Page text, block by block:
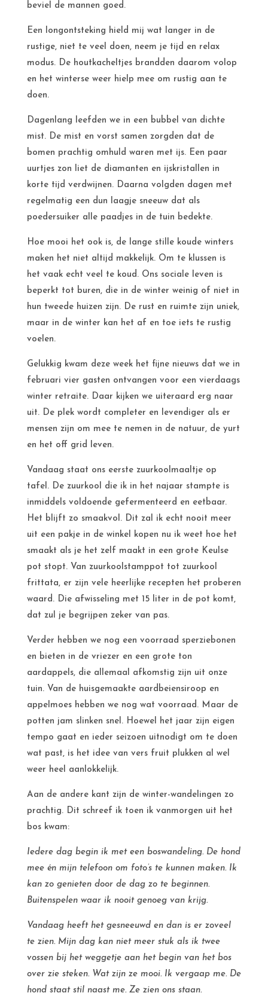
beviel de mannen goed.
Een longontsteking hield mij wat langer in de
rustige, niet te veel doen, neem je tijd en relax
modus. De houtkacheltjes brandden daarom volop
en het winterse weer hielp mee om rustig aan te
doen.
Dagenlang leefden we in een bubbel van dichte
mist. De mist en vorst samen zorgden dat de
bomen prachtig omhuld waren met ijs. Een paar
uurtjes zon liet de diamanten en ijskristallen in
korte tijd verdwijnen. Daarna volgden dagen met
regelmatig een dun laagje sneeuw dat als
poedersuiker alle paadjes in de tuin bedekte.
Hoe mooi het ook is, de lange stille koude winters
maken het niet altijd makkelijk. Om te klussen is
het vaak echt veel te koud. Ons sociale leven is
beperkt tot buren, die in de winter weinig of niet in
hun tweede huizen zijn. De rust en ruimte zijn uniek,
maar in de winter kan het af en toe iets te rustig
voelen.
Gelukkig kwam deze week het fijne nieuws dat we in
februari vier gasten ontvangen voor een vierdaags
winter retraite. Daar kijken we uiteraard erg naar
uit. De plek wordt completer en levendiger als er
mensen zijn om mee te nemen in de natuur, de yurt
en het off grid leven.
Vandaag staat ons eerste zuurkoolmaaltje op
tafel. De zuurkool die ik in het najaar stampte is
inmiddels voldoende gefermenteerd en eetbaar.
Het blijft zo smaakvol. Dit zal ik echt nooit meer
uit een pakje in de winkel kopen nu ik weet hoe het
smaakt als je het zelf maakt in een grote Keulse
pot stopt. Van zuurkoolstamppot tot zuurkool
frittata, er zijn vele heerlijke recepten het proberen
waard. Die afwisseling met 15 liter in de pot komt,
dat zul je begrijpen zeker van pas.
Verder hebben we nog een voorraad sperziebonen
en bieten in de vriezer en een grote ton
aardappels, die allemaal afkomstig zijn uit onze
tuin. Van de huisgemaakte aardbeiensiroop en
appelmoes hebben we nog wat voorraad. Maar de
potten jam slinken snel. Hoewel het jaar zijn eigen
tempo gaat en ieder seizoen uitnodigt om te doen
wat past, is het idee van vers fruit plukken al wel
weer heel aanlokkelijk.
Aan de andere kant zijn de winter-wandelingen zo
prachtig. Dit schreef ik toen ik vanmorgen uit het
bos kwam:
Iedere dag begin ik met een boswandeling. De hond
mee én mijn telefoon om foto’s te kunnen maken. Ik
kan zo genieten door de dag zo te beginnen.
Buitenspelen waar ik nooit genoeg van krijg.
Vandaag heeft het gesneeuwd en dan is er zoveel
te zien. Mijn dag kan niet meer stuk als ik twee
vossen bij het weggetje aan het begin van het bos
over zie steken. Wat zijn ze mooi. Ik vergaap me. De
hond staat stil naast me. Ze zien ons staan.